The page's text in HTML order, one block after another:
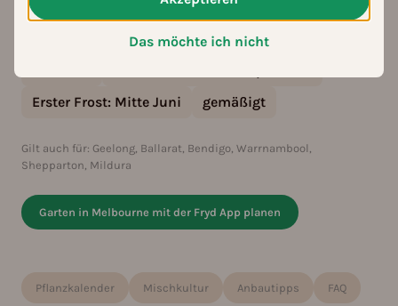
Das möchte ich nicht
Dezember bis Mai erntereif ist.
Erster Frost: Mitte Juni gemäßigt
Gilt auch für: Geelong, Ballarat, Bendigo, Warrnambool,
Shepparton, Mildura
Garten in Melbourne mit der Fryd App planen
Pflanzkalender Mischkultur Anbautipps FAQ